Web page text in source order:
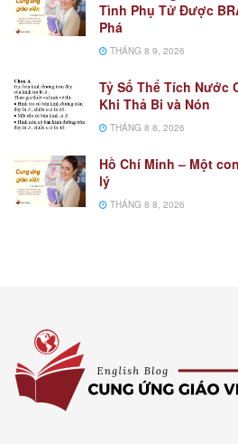
Tình Phụ Tử Được
Phá
THÁNG 8 9, 2026
Tỷ Số Thể Tích Nước
Khi Thả Bi và Nón
THÁNG 8 8, 2026
Hồ Chí Minh – Một
lý
THÁNG 8 8, 2026